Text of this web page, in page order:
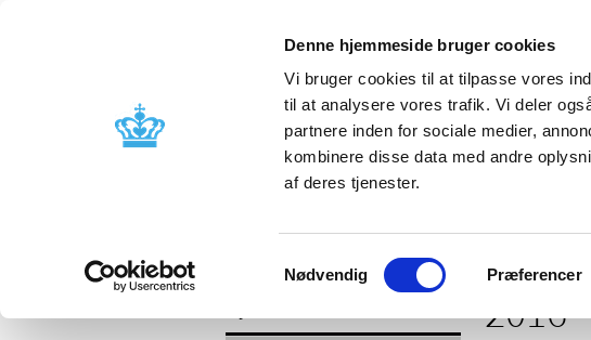
Denne hjemmeside bruger cookies
Vi bruger cookies til at tilpasse vores
til at analysere vores trafik. Vi deler
partnere inden for sociale medier,
kombinere disse data med andre
af deres tjenester.
Samtykkevalg
Nødvendig Præferencer
Godkendelse og
Bivirkninger og
produktinformation
2016